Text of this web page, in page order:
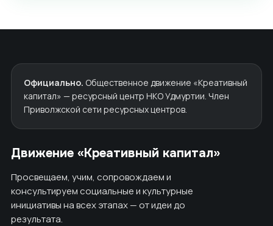
Официально. Общественное движение «Креативный
капитал» — ресурсный центр НКО Удмуртии. Член
Приволжской сети ресурсных центров.
Движение «Креативный капитал»
Просвещаем, учим, сопровождаем и
консультируем социальные и культурные
инициативы на всех этапах — от идеи до
результата.